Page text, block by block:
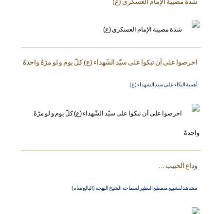
شدة مصيبة الإمام العسكري (ع)
احرصوا على أن تبكوا على سيّد الشّهداء (ع) كلّ يوم و لو مرّةً واحدةً
أهمية البكاء على سيد الشهداء (ع)
وداع الحبيب ...
مشاهد لتشييع منقطع النظير لسماحة الشيخ البهجة (البالغ مناه)